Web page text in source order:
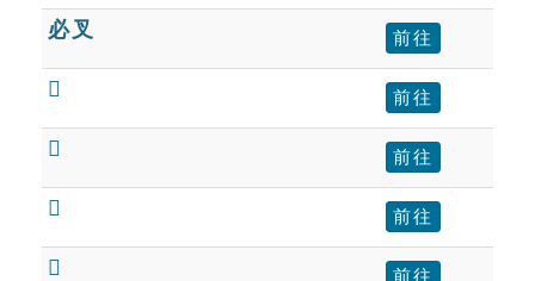
必叉 前往
 前往
 前往
 前往
 前往